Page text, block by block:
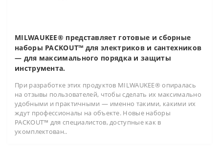
MILWAUKEE® представляет готовые и сборные
наборы PACKOUT™ для электриков и сантехников
— для максимального порядка и защиты
инструмента.
При разработке этих продуктов MILWAUKEE® опиралась
на отзывы пользователей, чтобы сделать их максимально
удобными и практичными — именно такими, какими их
ждут профессионалы на объекте. Новые наборы
PACKOUT™ для специалистов, доступные как в
укомплектован..